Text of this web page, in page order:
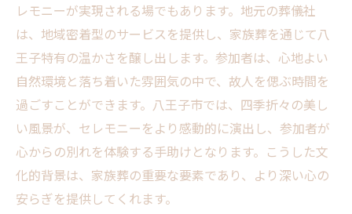
レモニーが実現される場でもあります。地元の葬儀社
は、地域密着型のサービスを提供し、家族葬を通じて八
王子特有の温かさを醸し出します。参加者は、心地よい
自然環境と落ち着いた雰囲気の中で、故人を偲ぶ時間を
過ごすことができます。八王子市では、四季折々の美し
い風景が、セレモニーをより感動的に演出し、参加者が
心からの別れを体験する手助けとなります。こうした文
化的背景は、家族葬の重要な要素であり、より深い心の
安らぎを提供してくれます。